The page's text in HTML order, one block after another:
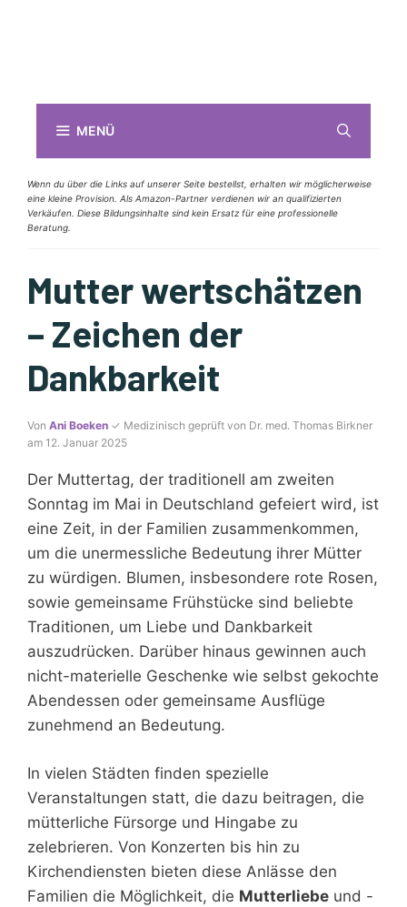
MENÜ
Wenn du über die Links auf unserer Seite bestellst, erhalten wir möglicherweise
eine kleine Provision. Als Amazon-Partner verdienen wir an qualifizierten
Verkäufen. Diese Bildungsinhalte sind kein Ersatz für eine professionelle
Beratung.
Mutter wertschätzen
– Zeichen der
Dankbarkeit
Von Ani Boeken ✓ Medizinisch geprüft von Dr. med. Thomas Birkner
am 12. Januar 2025
Der Muttertag, der traditionell am zweiten
Sonntag im Mai in Deutschland gefeiert wird, ist
eine Zeit, in der Familien zusammenkommen,
um die unermessliche Bedeutung ihrer Mütter
zu würdigen. Blumen, insbesondere rote Rosen,
sowie gemeinsame Frühstücke sind beliebte
Traditionen, um Liebe und Dankbarkeit
auszudrücken. Darüber hinaus gewinnen auch
nicht-materielle Geschenke wie selbst gekochte
Abendessen oder gemeinsame Ausflüge
zunehmend an Bedeutung.
In vielen Städten finden spezielle
Veranstaltungen statt, die dazu beitragen, die
mütterliche Fürsorge und Hingabe zu
zelebrieren. Von Konzerten bis hin zu
Kirchendiensten bieten diese Anlässe den
Familien die Möglichkeit, die Mutterliebe und -